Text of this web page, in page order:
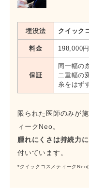
埋没法 クイック
料金 198,000円
保証
同一幅の
二重幅の
糸をはず
限られた医師のみが
ィークNeo。
腫れにくさは持続力
付いています。
*クイックコスメティーク